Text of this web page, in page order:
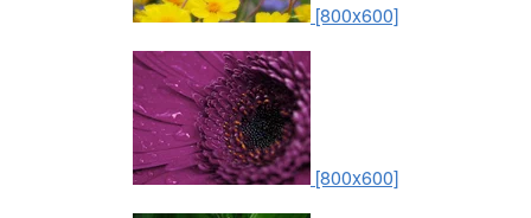
[800x600]
[800x600]